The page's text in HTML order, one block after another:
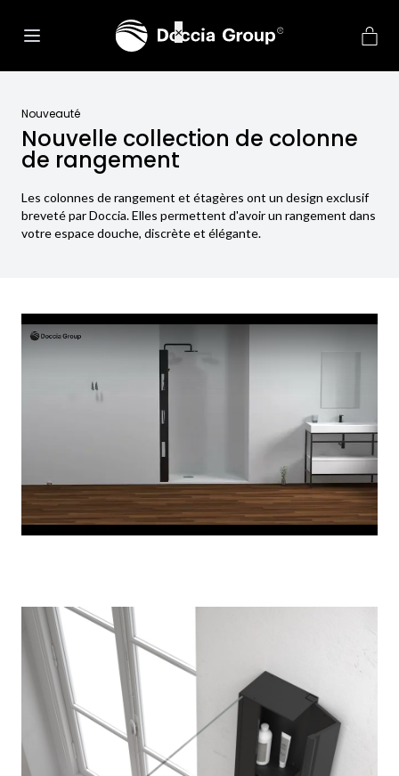
Nouveauté
Nouvelle collection de colonne
de rangement
Les colonnes de rangement et étagères ont un design exclusif
breveté par Doccia. Elles permettent d'avoir un rangement dans
votre espace douche, discrète et élégante.
Play